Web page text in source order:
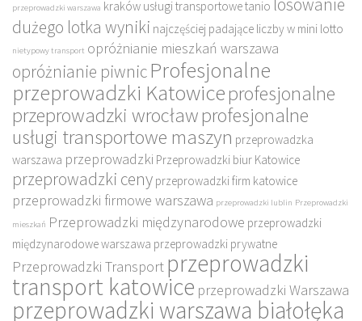
przeprowadzki warszawa kraków usługi transportowe tanio losowanie
dużego lotka wyniki najczęściej padające liczby w mini lotto
nietypowy transport opróżnianie mieszkań warszawa
opróżnianie piwnicProfesjonalne
przeprowadzki Katowiceprofesjonalne
przeprowadzki wrocławprofesjonalne
usługi transportowe maszyn przeprowadzka
warszawa przeprowadzki Przeprowadzki biur Katowice
przeprowadzki ceny przeprowadzki firm katowice
przeprowadzki firmowe warszawa przeprowadzki lublin Przeprowadzki
mieszkań Przeprowadzki międzynarodowe przeprowadzki
międzynarodowe warszawa przeprowadzki prywatne
Przeprowadzki Transport przeprowadzki
transport katowice przeprowadzki Warszawa
przeprowadzki warszawa białołęka